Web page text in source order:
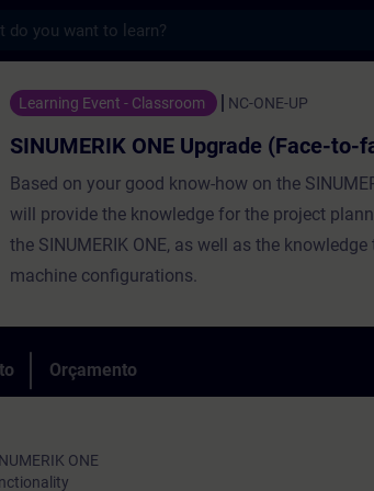
ONE Upgrade (Face-to-face
Learning Event - Classroom NC-ONE-UP
SINUMERIK ONE Upgrade (Face-to-
Based on your good know-how on the
will provide the knowledge for the project
the SINUMERIK ONE, as well as the
machine configurations.
Orçamento
ONE